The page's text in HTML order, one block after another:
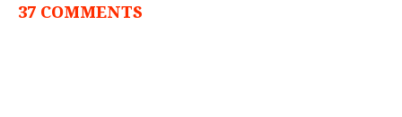
37 COMMENTS